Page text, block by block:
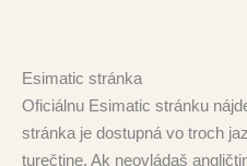
Esimatic stránka
Oficiálnu Esimatic stránku
stránka je dostupná vo troch
turečtine. Ak neovládaš